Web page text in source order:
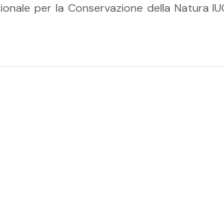
per la Conservazione della Natura